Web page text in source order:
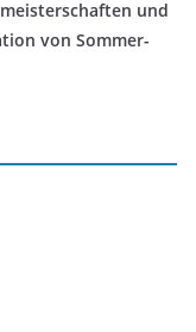
und
von Sommer-